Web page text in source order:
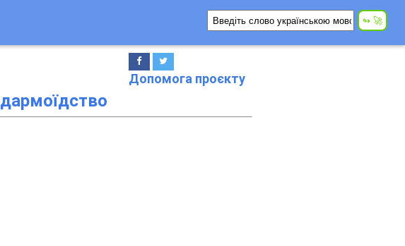
Допомога проєкту
дармоїдство